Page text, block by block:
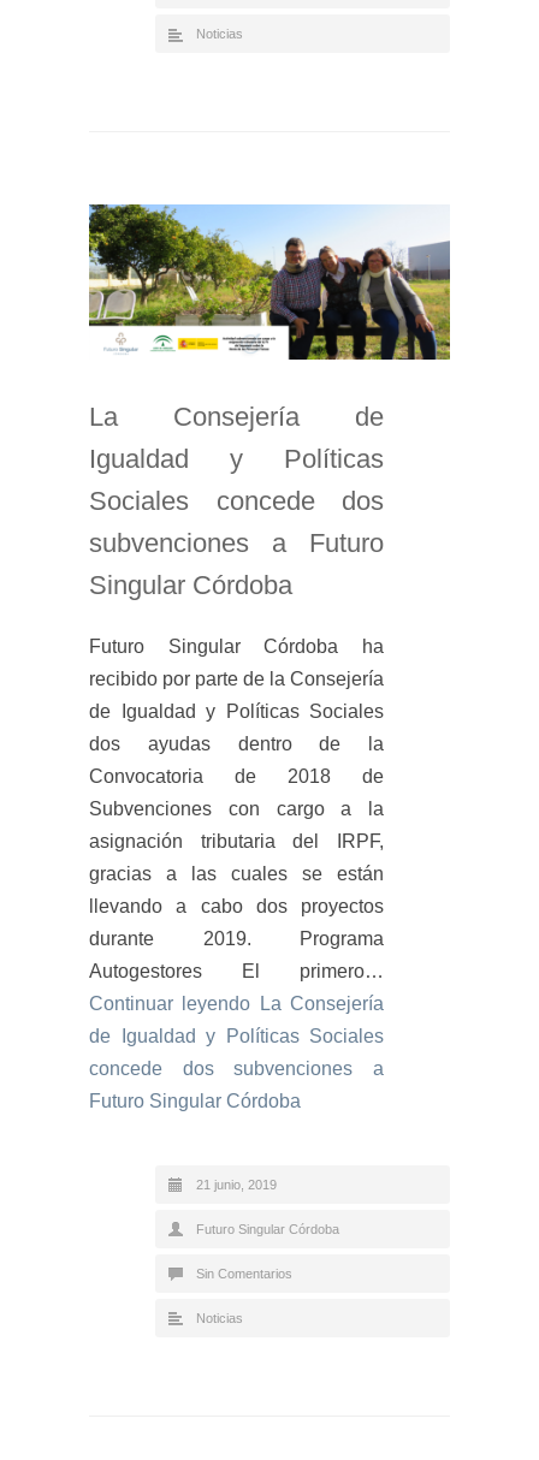
Noticias
La Consejería de
Igualdad y Políticas
Sociales concede dos
subvenciones a Futuro
Singular Córdoba
Futuro Singular Córdoba ha
recibido por parte de la Consejería
de Igualdad y Políticas Sociales
dos ayudas dentro de la
Convocatoria de 2018 de
Subvenciones con cargo a la
asignación tributaria del IRPF,
gracias a las cuales se están
llevando a cabo dos proyectos
durante 2019. Programa
Autogestores El primero…
Continuar leyendo La Consejería
de Igualdad y Políticas Sociales
concede dos subvenciones a
Futuro Singular Córdoba
21 junio, 2019
Futuro Singular Córdoba
Sin Comentarios
Noticias